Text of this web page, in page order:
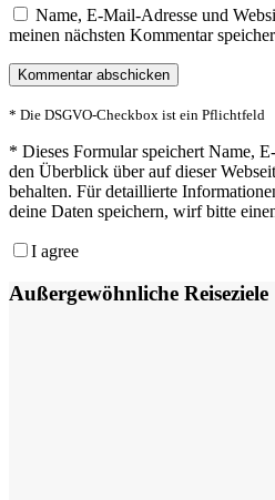
Name, E-Mail-Adresse und
meinen nächsten Kommentar
* Die DSGVO-Checkbox ist ein Pflichtfeld
* Dieses Formular speichert Name,
den Überblick über auf dieser
behalten. Für detaillierte
deine Daten speichern, wirf bitte
I agree
Außergewöhnliche Reiseziele